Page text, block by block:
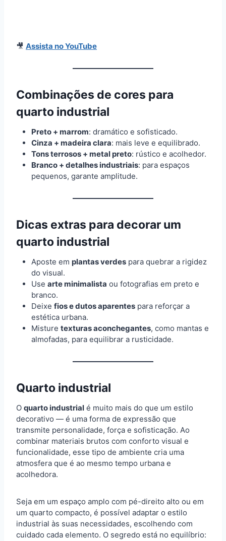
🎥 Assista no YouTube
Combinações de cores para
quarto industrial
Preto + marrom: dramático e sofisticado.
Cinza + madeira clara: mais leve e equilibrado.
Tons terrosos + metal preto: rústico e acolhedor.
Branco + detalhes industriais: para espaços
pequenos, garante amplitude.
Dicas extras para decorar um
quarto industrial
Aposte em plantas verdes para quebrar a rigidez
do visual.
Use arte minimalista ou fotografias em preto e
branco.
Deixe fios e dutos aparentes para reforçar a
estética urbana.
Misture texturas aconchegantes, como mantas e
almofadas, para equilibrar a rusticidade.
Quarto industrial
O quarto industrial é muito mais do que um estilo
decorativo — é uma forma de expressão que
transmite personalidade, força e sofisticação. Ao
combinar materiais brutos com conforto visual e
funcionalidade, esse tipo de ambiente cria uma
atmosfera que é ao mesmo tempo urbana e
acolhedora.
Seja em um espaço amplo com pé-direito alto ou em
um quarto compacto, é possível adaptar o estilo
industrial às suas necessidades, escolhendo com
cuidado cada elemento. O segredo está no equilíbrio: